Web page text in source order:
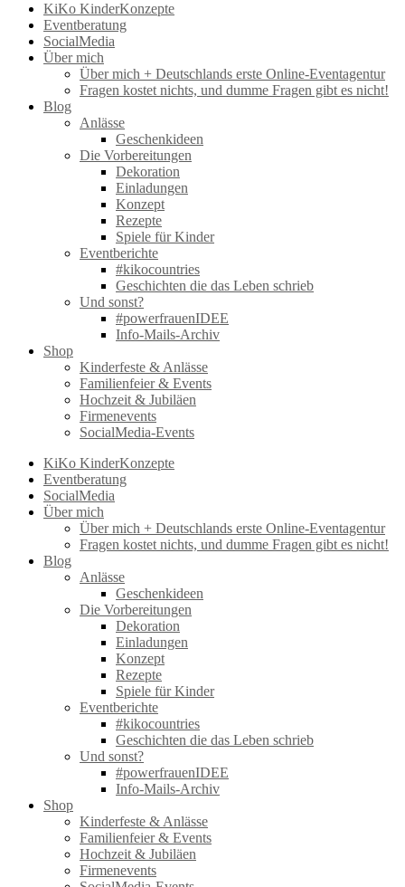
KiKo KinderKonzepte
Eventberatung
SocialMedia
Über mich
Über mich + Deutschlands erste Online-Eventagentur
Fragen kostet nichts, und dumme Fragen gibt es nicht!
Blog
Anlässe
Geschenkideen
Die Vorbereitungen
Dekoration
Einladungen
Konzept
Rezepte
Spiele für Kinder
Eventberichte
#kikocountries
Geschichten die das Leben schrieb
Und sonst?
#powerfrauenIDEE
Info-Mails-Archiv
Shop
Kinderfeste & Anlässe
Familienfeier & Events
Hochzeit & Jubiläen
Firmenevents
SocialMedia-Events
KiKo KinderKonzepte
Eventberatung
SocialMedia
Über mich
Über mich + Deutschlands erste Online-Eventagentur
Fragen kostet nichts, und dumme Fragen gibt es nicht!
Blog
Anlässe
Geschenkideen
Die Vorbereitungen
Dekoration
Einladungen
Konzept
Rezepte
Spiele für Kinder
Eventberichte
#kikocountries
Geschichten die das Leben schrieb
Und sonst?
#powerfrauenIDEE
Info-Mails-Archiv
Shop
Kinderfeste & Anlässe
Familienfeier & Events
Hochzeit & Jubiläen
Firmenevents